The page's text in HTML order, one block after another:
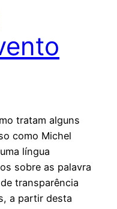
tratam alguns
como Michel
língua
sobre as palavra
transparência
a partir desta